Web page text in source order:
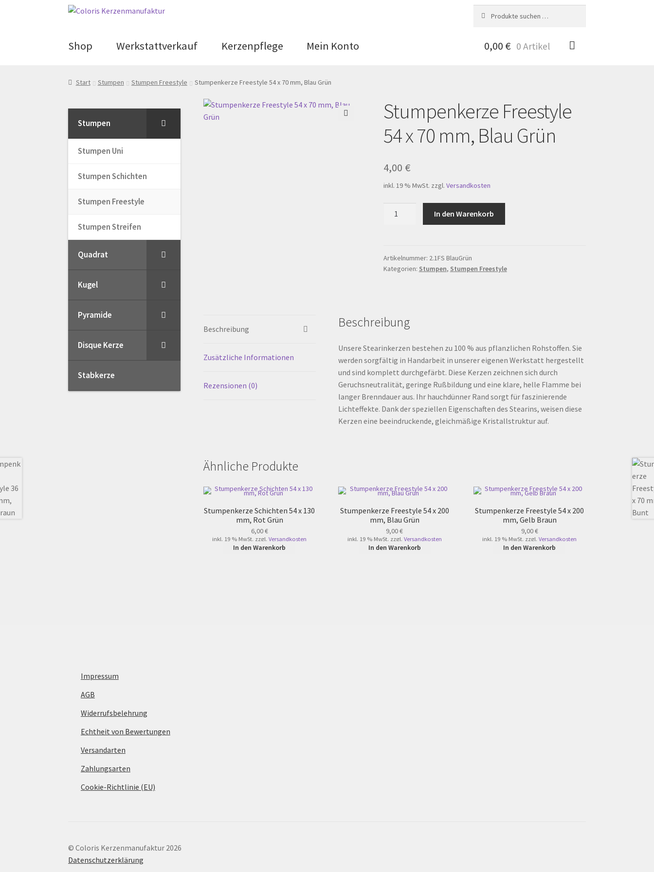
Zur
Zum
nach:
Shop Werkstattverkauf Kerzenpflege Mein Konto
StartAGBBlogCookie-Richtlinie (EU) Datenschutzerklärung
Echtheit von Bewertungen Homepage KerzenpflegeMein Konto
My Account
0,00 € 0 Artikel
Start Stumpen Stumpen Freestyle Stumpenkerze Freestyle 54 x 70 mm, Blau Grün
Stumpenkerze Freestyle
54 x 70 mm, Blau Grün
4,00 €
inkl. 19 % MwSt. zzgl. Versandkosten
70
mm,
In den Warenkorb
Artikelnummer: 2.1FS BlauGrün
Kategorien: Stumpen, Stumpen Freestyle
Beschreibung
Zusätzliche Informationen
Rezensionen (0)
Beschreibung
Unsere Stearinkerzen bestehen zu 100 % aus pflanzlichen Rohstoffen. Sie
werden sorgfältig in Handarbeit in unserer eigenen Werkstatt hergestellt
und sind komplett durchgefärbt. Diese Kerzen zeichnen sich durch
Geruchsneutralität, geringe Rußbildung und eine klare, helle Flamme bei
langer Brenndauer aus. Ihr hauchdünner Rand sorgt für faszinierende
Lichteffekte. Dank der speziellen Eigenschaften des Stearins, weisen diese
Kerzen eine beeindruckende, gleichmäßige Kristallstruktur auf.
Ähnliche Produkte
Stumpenkerze Schichten 54 x 130
mm, Rot Grün
6,00€
inkl. 19 % MwSt. zzgl.Versandkosten
In den Warenkorb
Stumpenkerze Freestyle 54 x 200
mm, Blau Grün
9,00€
inkl. 19 % MwSt. zzgl. Versandkosten
In den Warenkorb
Stumpenkerze Freestyle 54 x 200
mm, Gelb Braun
9,00€
inkl. 19 % MwSt. zzgl.Versandkosten
In den Warenkorb
Stumpen
Stumpen Uni
Stumpen Schichten
Stumpen Freestyle
Stumpen Streifen
Quadrat
Kugel
Pyramide
Disque Kerze
Stabkerze
Impressum
AGB
Widerrufsbelehrung
Echtheit von Bewertungen
Versandarten
Zahlungsarten
Cookie-Richtlinie (EU)
© Coloris Kerzenmanufaktur 2026
Datenschutzerklärung